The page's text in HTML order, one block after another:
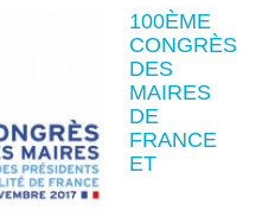
100ÈME
CONGRÈS
DES
MAIRES
DE
FRANCE
ET